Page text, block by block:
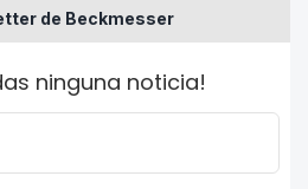
de Beckmesser
ninguna noticia!